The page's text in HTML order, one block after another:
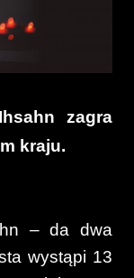
zagra
kraju.
– da dwa
wystąpi 13